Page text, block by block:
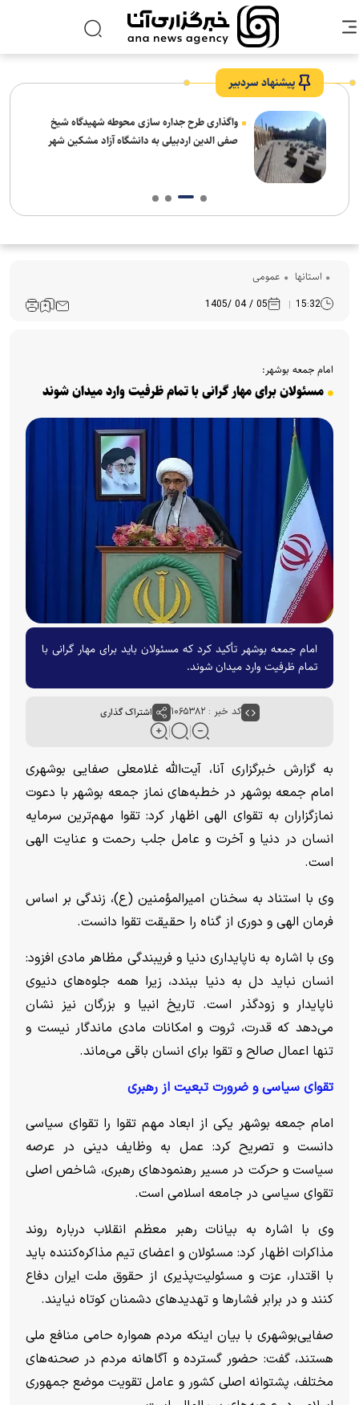
پیشنهاد سردبیر
واگذاری طرح جداره سازی محوطه شهیدگاه شیخ
صفی الدین اردبیلی به دانشگاه آزاد مشکین شهر
استانها عمومی
15:32
05 / 04 /1405
امام جمعه بوشهر:
مسئولان برای مهار گرانی با تمام ظرفیت وارد میدان شوند
امام جمعه بوشهر تأکید کرد که مسئولان باید برای مهار گرانی با
تمام ظرفیت وارد میدان شوند.
کد خبر : ۱۰۶۵۳۸۲ اشتراک گذاری
به گزارش خبرگزاری آنا، آیت‌الله غلامعلی صفایی بوشهری
امام جمعه بوشهر در خطبه‌های نماز جمعه بوشهر با دعوت
نمازگزاران به تقوای الهی اظهار کرد: تقوا مهم‌ترین سرمایه
انسان در دنیا و آخرت و عامل جلب رحمت و عنایت الهی
است.
وی با استناد به سخنان امیرالمؤمنین (ع)، زندگی بر اساس
فرمان الهی و دوری از گناه را حقیقت تقوا دانست.
وی با اشاره به ناپایداری دنیا و فریبندگی مظاهر مادی افزود:
انسان نباید دل به دنیا ببندد، زیرا همه جلوه‌های دنیوی
ناپایدار و زودگذر است. تاریخ انبیا و بزرگان نیز نشان
می‌دهد که قدرت، ثروت و امکانات مادی ماندگار نیست و
تنها اعمال صالح و تقوا برای انسان باقی می‌ماند.
تقوای سیاسی و ضرورت تبعیت از رهبری
امام جمعه بوشهر یکی از ابعاد مهم تقوا را تقوای سیاسی
دانست و تصریح کرد: عمل به وظایف دینی در عرصه
سیاست و حرکت در مسیر رهنمود‌های رهبری، شاخص اصلی
تقوای سیاسی در جامعه اسلامی است.
وی با اشاره به بیانات رهبر معظم انقلاب درباره روند
مذاکرات اظهار کرد: مسئولان و اعضای تیم مذاکره‌کننده باید
با اقتدار، عزت و مسئولیت‌پذیری از حقوق ملت ایران دفاع
کنند و در برابر فشار‌ها و تهدید‌های دشمنان کوتاه نیایند.
صفایی‌بوشهری با بیان اینکه مردم همواره حامی منافع ملی
هستند، گفت: حضور گسترده و آگاهانه مردم در صحنه‌های
مختلف، پشتوانه اصلی کشور و عامل تقویت موضع جمهوری